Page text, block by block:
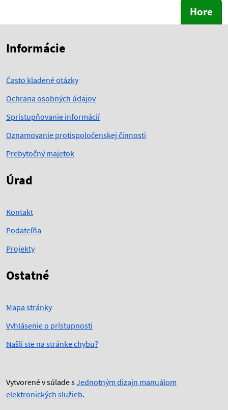
Hore
Informácie
Často kladené otázky
Ochrana osobných údajov
Sprístupňovanie informácií
Oznamovanie protispoločenskej činnosti
Prebytočný majetok
Úrad
Kontakt
Podateľňa
Projekty
Ostatné
Mapa stránky
Vyhlásenie o prístupnosti
Našli ste na stránke chybu?
Vytvorené v súlade sJednotným dizajn manuálom
elektronických služieb.